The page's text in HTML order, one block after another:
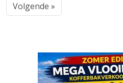
Volgende »